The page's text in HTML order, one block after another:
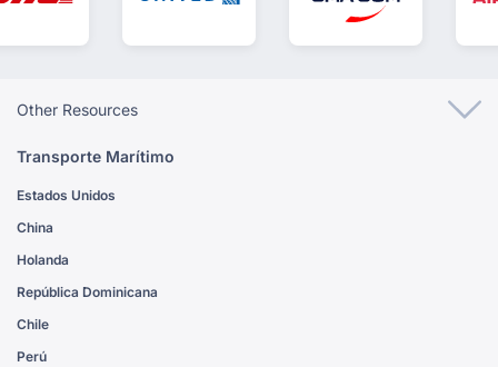
Other Resources
Transporte Marítimo
Estados Unidos
China
Holanda
República Dominicana
Chile
Perú